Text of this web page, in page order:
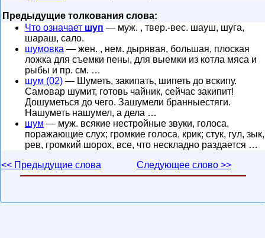
Предыдущие толкования слова:
Что означает шуп — муж. , твер.-вес. шауш, шуга,
шараш, сало.
шумовка — жен. , нем. дырявая, большая, плоская
ложка для съемки пены, для выемки из котла мяса и
рыбы и пр. см. …
шум (02) — Шуметь, закипать, шипеть до вскипу.
Самовар шумит, готовь чайник, сейчас закипит!
Дошуметься до чего. Зашумели бранныестяги.
Нашуметь нашумел, а дела …
шум — муж. всякие нестройные звуки, голоса,
поражающие слух; громкие голоса, крик; стук, гул, зык,
рев, громкий шорох, все, что нескладно раздается …
<< Предыдущие слова
Следующее слово >>